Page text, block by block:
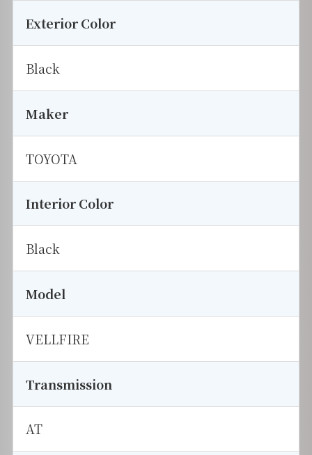
Exterior Color
Black
Maker
TOYOTA
Interior Color
Black
Model
VELLFIRE
Transmission
AT